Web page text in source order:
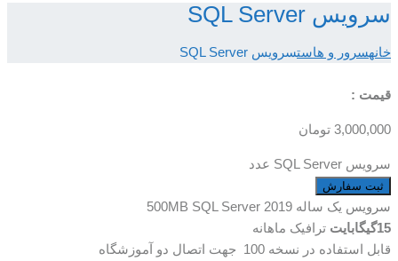
سرویس SQL Server
خانهسرور و هاستسرویس SQL Server
قیمت :
3,000,000 تومان
سرویس SQL Server عدد
ثبت سفارش
سرویس یک ساله 500MB SQL Server 2019
15گیگابایت
ترافیک ماهانه
قابل استفاده در نسخه 100 جهت اتصال دو آموزشگاه